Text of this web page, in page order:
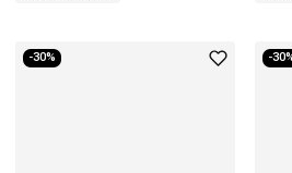
-30% -